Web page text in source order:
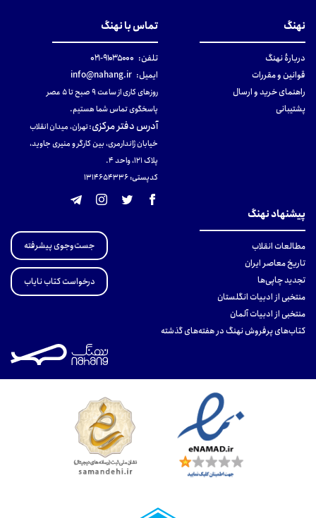
نهنگ
دربارهٔ نهنگ
قوانین و مقررات
راهنمای خرید و ارسال
پشتیبانی
تماس با نهنگ
تلفن: ۹۱۰۳۵۰۰۰-۰۲۱
ایمیل: info@nahang.ir
روزهای کاری از ساعت ۹ صبح تا ۵ عصر
پاسخگوی تماس شما هستیم.
آدرس دفتر مرکزی:تهران، میدان انقلاب
خیابان ژاندارمری، بین کارگر و منیری جاوید،
پلاک 121، واحد ۴.
کدپستی: 131465433۶
پیشنهاد نهنگ
مطالعات انقلاب
تاریخ معاصر ایران
تجدید چاپی‌ها
منتخبی از ادبیات انگلستان
منتخبی از ادبیات آلمان
کتاب‌های پرفروش نهنگ در هفته‌های گذشته
جست‌وجوی پیشرفته
درخواست کتاب نایاب